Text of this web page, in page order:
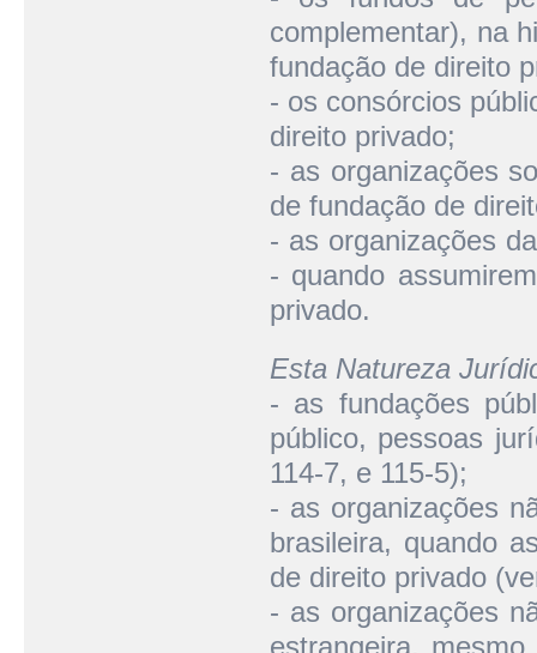
complementar), na
fundação de direito
- os consórcios
direito privado;
- as organizações
de fundação de
- as organizações
- quando
privado.
Esta Natureza
- as fundações
público, pessoas
114-7, e 115-5);
- as organizações
brasileira, quando
de direito privado
- as organizações
estrangeira,